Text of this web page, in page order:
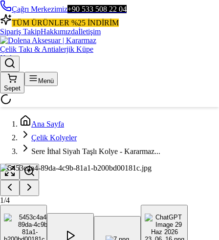
Çağrı Merkezimiz+90 533 508 22 04
TÜM ÜRÜNLER %25 İNDİRİM
Sipariş TakipHakkımızdaİletişim
Sepet
Menü
Ana Sayfa
Çelik Kolyeler
Sere İthal Siyah Taşlı Kolye - Kararmaz...
1/4